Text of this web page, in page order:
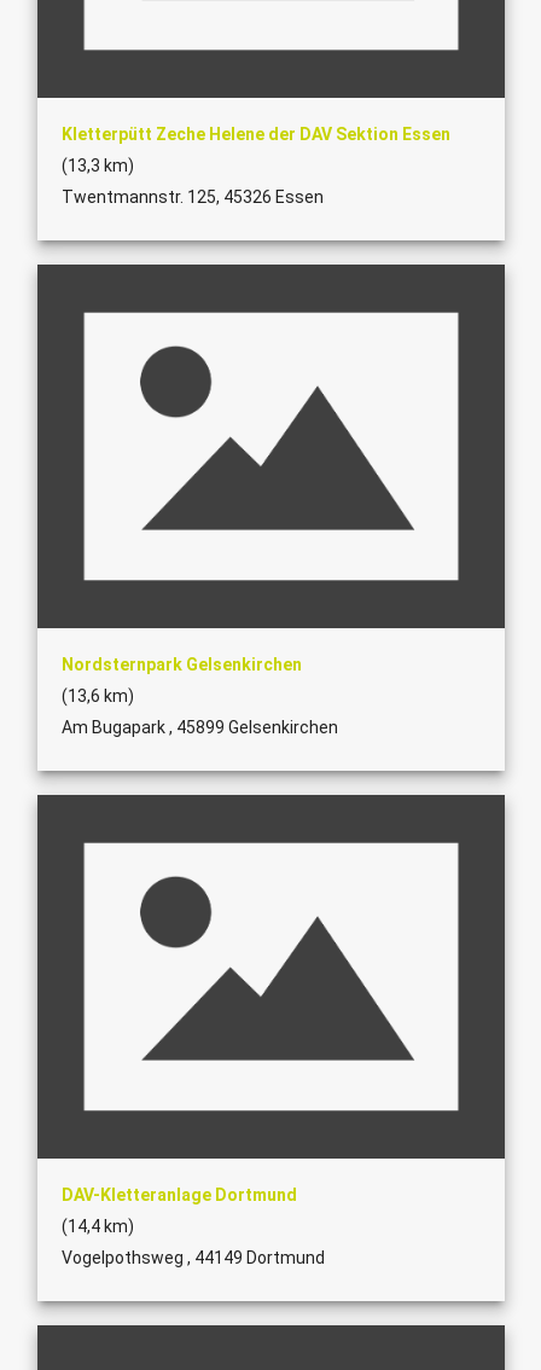
Kletterpütt Zeche Helene der DAV Sektion Essen
(13,3 km)
Twentmannstr. 125, 45326 Essen
Nordsternpark Gelsenkirchen
(13,6 km)
Am Bugapark , 45899 Gelsenkirchen
DAV-Kletteranlage Dortmund
(14,4 km)
Vogelpothsweg , 44149 Dortmund